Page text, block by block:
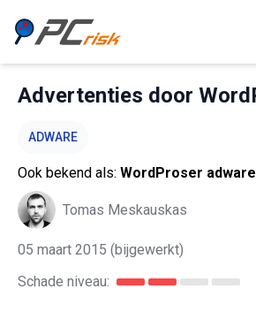
Advertenties door
ADWARE
Ook bekend als: WordProser adware
Tomas Meskauskas
05 maart 2015 (bijgewerkt)
Schade niveau: